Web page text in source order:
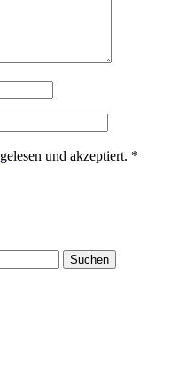
gelesen und akzeptiert. *